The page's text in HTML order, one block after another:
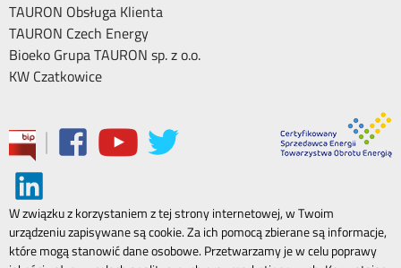
TAURON Obsługa Klienta
TAURON Czech Energy
Bioeko Grupa TAURON sp. z o.o.
KW Czatkowice
|
W związku z korzystaniem z tej strony internetowej, w Twoim
urządzeniu zapisywane są cookie. Za ich pomocą zbierane są informacje,
które mogą stanowić dane osobowe. Przetwarzamy je w celu poprawy